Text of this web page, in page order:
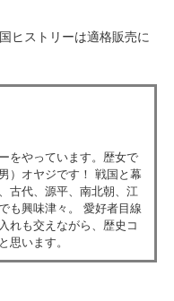
ヒストリーは適格販売に
をやっています。歴女で
）オヤジです！ 戦国と幕
古代、源平、南北朝、江
も興味津々。 愛好者目線
れも交えながら、歴史コ
思います。